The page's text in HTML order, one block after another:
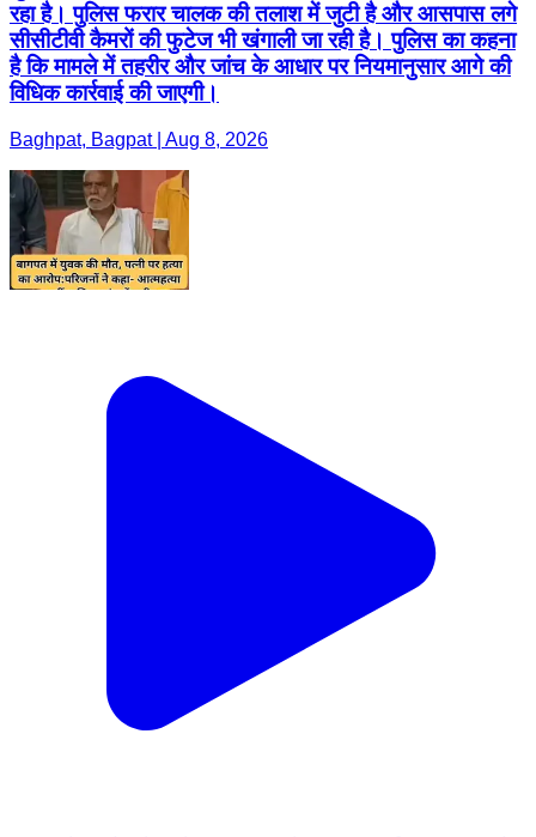
रहा है। पुलिस फरार चालक की तलाश में जुटी है और आसपास लगे
सीसीटीवी कैमरों की फुटेज भी खंगाली जा रही है। पुलिस का कहना
है कि मामले में तहरीर और जांच के आधार पर नियमानुसार आगे की
विधिक कार्रवाई की जाएगी।
Baghpat, Bagpat | Aug 8, 2026